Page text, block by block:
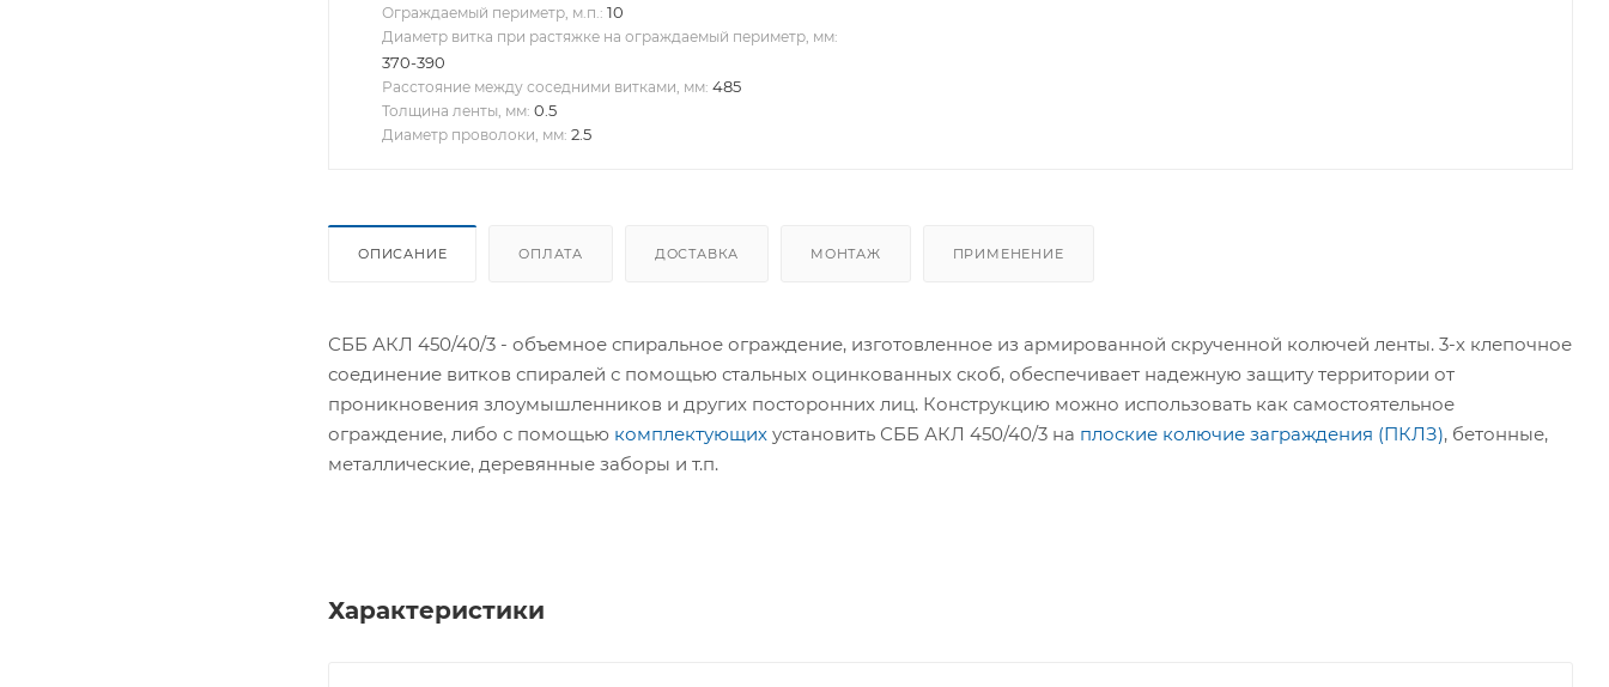
Ограждаемый периметр, м.п.: 10
Диаметр витка при растяжке на ограждаемый периметр, мм:
370-390
Расстояние между соседними витками, мм: 485
Толщина ленты, мм: 0.5
Диаметр проволоки, мм: 2.5
ОПИСАНИЕ ОПЛАТА ДОСТАВКА МОНТАЖ ПРИМЕНЕНИЕ
СББ АКЛ 450/40/3 - объемное спиральное ограждение, изготовленное из армированной скрученной колючей ленты. 3-х клепочное
соединение витков спиралей с помощью стальных оцинкованных скоб, обеспечивает надежную защиту территории от
проникновения злоумышленников и других посторонних лиц. Конструкцию можно использовать как самостоятельное
ограждение, либо с помощью комплектующих установить СББ АКЛ 450/40/3 на плоские колючие заграждения (ПКЛЗ), бетонные,
металлические, деревянные заборы и т.п.
Характеристики